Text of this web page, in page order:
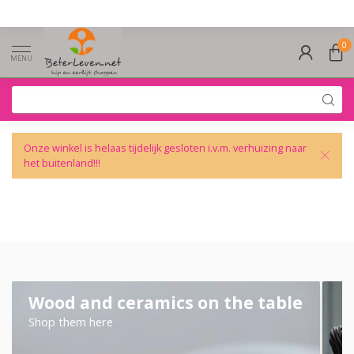
MENU
0
Onze winkel is helaas tijdelijk gesloten i.v.m. verhuizing naar
het buitenland!!!
Wood and ceramics on the table
Shop them here